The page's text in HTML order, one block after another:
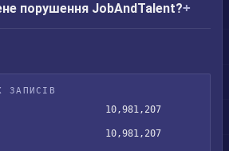
порушення JobAndTalent?
ЗАПИСІВ
10,981,207
10,981,207